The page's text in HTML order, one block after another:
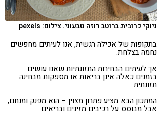
ניוקי כרובית ברוטב רוזה טבעוני. צילום: pexels
בתקופות של אכילה רגשית, אנו לעיתים מחפשים
נחמה בצלחת.
אך לעיתים הבחירות התזונתיות שאנו עושים
בזמנים כאלה אינן בריאות או מספקות מבחינה
תזונתית.
המתכון הבא מציע פתרון מצוין – הוא מפנק ומנחם,
אבל מבוסס על רכיבים מזינים ובריאים.